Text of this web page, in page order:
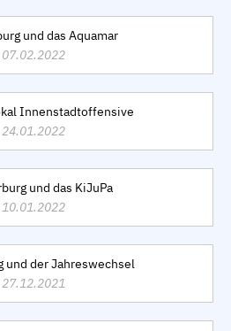
und das Aquamar
07.02.2022
Innenstadtoffensive
24.01.2022
und das KiJuPa
10.01.2022
und der Jahreswechsel
27.12.2021